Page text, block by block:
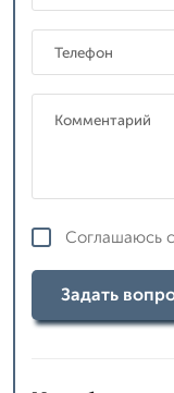
Соглашаюсь с
Задать